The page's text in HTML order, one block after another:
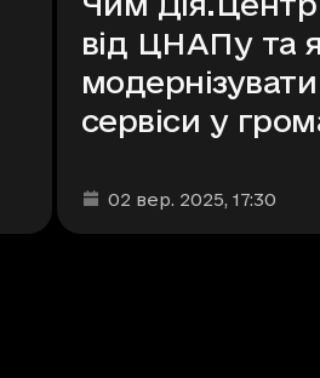
від ЦНАПу та
сервіси у
Дата та час публікації
02 вер. 2025, 17:30